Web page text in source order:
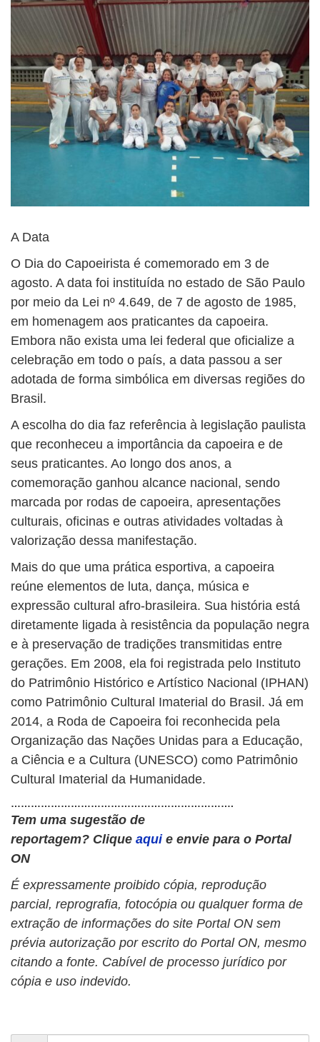
A Data
O Dia do Capoeirista é comemorado em 3 de
agosto. A data foi instituída no estado de São Paulo
por meio da Lei nº 4.649, de 7 de agosto de 1985,
em homenagem aos praticantes da capoeira.
Embora não exista uma lei federal que oficialize a
celebração em todo o país, a data passou a ser
adotada de forma simbólica em diversas regiões do
Brasil.
A escolha do dia faz referência à legislação paulista
que reconheceu a importância da capoeira e de
seus praticantes. Ao longo dos anos, a
comemoração ganhou alcance nacional, sendo
marcada por rodas de capoeira, apresentações
culturais, oficinas e outras atividades voltadas à
valorização dessa manifestação.
Mais do que uma prática esportiva, a capoeira
reúne elementos de luta, dança, música e
expressão cultural afro-brasileira. Sua história está
diretamente ligada à resistência da população negra
e à preservação de tradições transmitidas entre
gerações. Em 2008, ela foi registrada pelo Instituto
do Patrimônio Histórico e Artístico Nacional (IPHAN)
como Patrimônio Cultural Imaterial do Brasil. Já em
2014, a Roda de Capoeira foi reconhecida pela
Organização das Nações Unidas para a Educação,
a Ciência e a Cultura (UNESCO) como Patrimônio
Cultural Imaterial da Humanidade.
………………………………………………………….
Tem uma sugestão de
reportagem? Clique aqui e envie para o Portal
ON
É expressamente proibido cópia, reprodução
parcial, reprografia, fotocópia ou qualquer forma de
extração de informações do site Portal ON sem
prévia autorização por escrito do Portal ON, mesmo
citando a fonte. Cabível de processo jurídico por
cópia e uso indevido.